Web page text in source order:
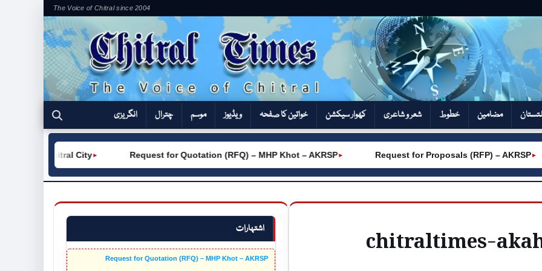
The Voice of Chitral since 2004
مضامین خطوط شعر و شاعری کھوار سیکشن‎ خواتین کا صفحہ ویڈیوز موسم چترال انگریزی
►
Request for Quotation (RFQ) – MHP Khot – AKRSP
►
(W) Chitral City ►
Request for Proposals (RFP) – AKRSP
اشتہارات
Request for Quotation (RFQ) – MHP Khot – AKRSP chitraltimes-